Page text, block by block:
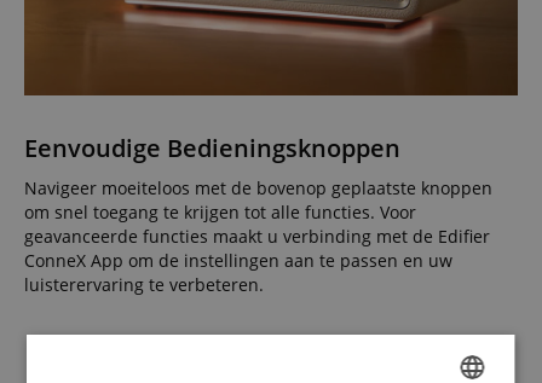
Eenvoudige Bedieningsknoppen
Navigeer moeiteloos met de bovenop geplaatste knoppen
om snel toegang te krijgen tot alle functies. Voor
geavanceerde functies maakt u verbinding met de Edifier
ConneX App om de instellingen aan te passen en uw
luisterervaring te verbeteren.